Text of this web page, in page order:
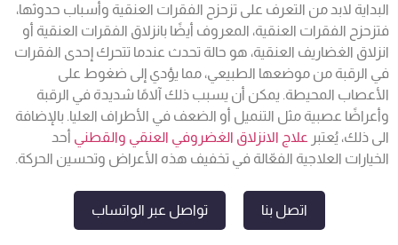
البداية لابد من التعرف على تزحزح الفقرات العنقية وأسباب حدوثها،
فتزحزح الفقرات العنقية، المعروف أيضًا بانزلاق الفقرات العنقية أو
انزلاق الغضاريف العنقية، هو حالة تحدث عندما تتحرك إحدى الفقرات
في الرقبة من موضعها الطبيعي، مما يؤدي إلى ضغوط على
الأعصاب المحيطة. يمكن أن يسبب ذلك آلامًا شديدة في الرقبة
وأعراضًا عصبية مثل التنميل أو الضعف في الأطراف العليا. بالإضافة
الى ذلك، يُعتبر علاج الانزلاق الغضروفي العنقي والقطني أحد
الخيارات العلاجية الفعّالة في تخفيف هذه الأعراض وتحسين الحركة.
اتصل بنا تواصل عبر الواتساب